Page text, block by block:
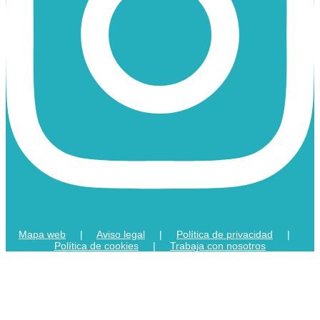
Mapa web | Aviso legal | Política de privacidad |
Política de cookies | Trabaja con nosotros